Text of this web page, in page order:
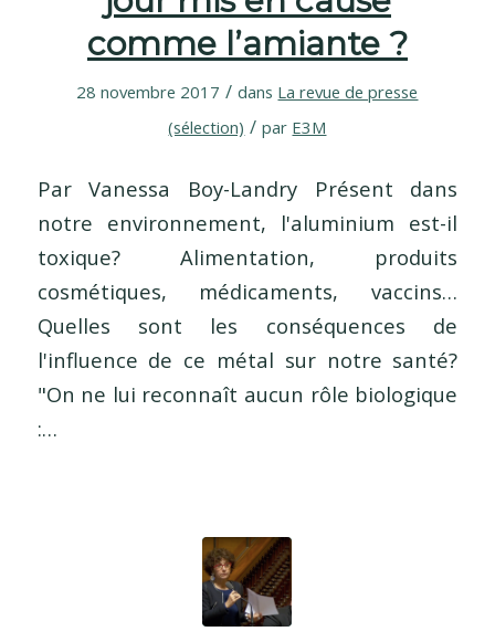
comme l’amiante ?
28 novembre 2017 / dans La revue de presse
(sélection) / par E3M
Par Vanessa Boy-Landry Présent dans
notre environnement, l'aluminium est-il
toxique? Alimentation, produits
cosmétiques, médicaments, vaccins…
Quelles sont les conséquences de
l'influence de ce métal sur notre santé?
"On ne lui reconnaît aucun rôle biologique
:…